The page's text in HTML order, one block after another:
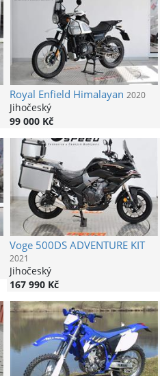
Royal Enfield Himalayan 2020
Jihočeský
99 000 Kč
Voge500DS ADVENTURE KIT
2021
Jihočeský
167 990 Kč